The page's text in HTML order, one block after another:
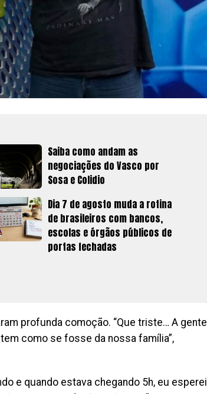
Saiba como andam as
negociações do Vasco por
Sosa e Colidio
Dia 7 de agosto muda a rotina
de brasileiros com bancos,
escolas e órgãos públicos de
portas fechadas
profunda comoção. “Que triste… A gente
como se fosse da nossa família”,
e quando estava chegando 5h, eu esperei